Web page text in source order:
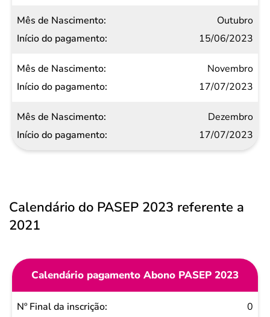
Outubro
15/06/2023
Novembro
17/07/2023
Dezembro
17/07/2023
Calendário do PASEP 2023 referente a
2021
Calendário pagamento Abono PASEP 2023
Nº Final
0